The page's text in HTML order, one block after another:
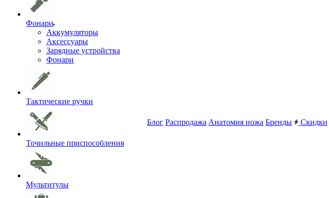
Фонари
Аккумуляторы
Аксессуары
Зарядные устройства
Фонари
Тактические ручки
Точильные приспособления
Мультитулы
Блог Распродажа Анатомия ножа Бренды Скидки